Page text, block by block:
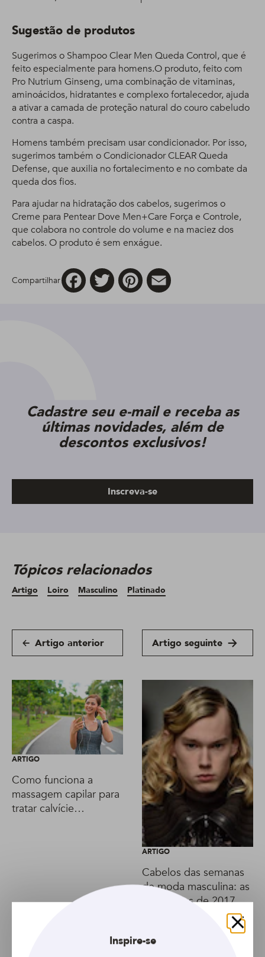
Sugestão de produtos
Sugerimos o Shampoo Clear Men Queda Control, que é
feito especialmente para homens.O produto, feito com
Pro Nutrium Ginseng, uma combinação de vitaminas,
aminoácidos, hidratantes e complexo fortalecedor, ajuda
a ativar a camada de proteção natural do couro cabeludo
contra a caspa.
Homens também precisam usar condicionador. Por isso,
sugerimos também o Condicionador CLEAR Queda
Defense, que auxilia no fortalecimento e no combate da
queda dos fios.
Para ajudar na hidratação dos cabelos, sugerimos o
Creme para Pentear Dove Men+Care Força e Controle,
que colabora no controle do volume e na maciez dos
cabelos. O produto é sem enxágue.
Compartilhar
FacebookTwitter Pinterest
Cadastre seu e-mail e receba as
últimas novidades, além de
descontos exclusivos!
Inscreva-se
Tópicos relacionados
Artigo Loiro Masculino Platinado
Artigo anterior Artigo seguinte
ARTIGO
Como funciona a
massagem capilar para
tratar calvície
ARTIGO
Cabelos das semanas
de moda masculina: as
tendências de 2017
Fechar
Inspire-se